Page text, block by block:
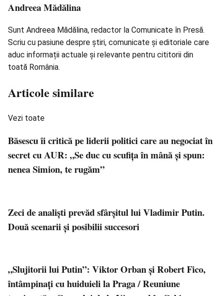
Andreea Mădălina
Sunt Andreea Mădălina, redactor la Comunicate în Presă.
Scriu cu pasiune despre știri, comunicate și editoriale care
aduc informații actuale și relevante pentru cititorii din
toată România.
Articole similare
Vezi toate
Băsescu îi critică pe liderii politici care au negociat în
secret cu AUR: „Se duc cu scufița în mână și spun:
nenea Simion, te rugăm”
Zeci de analiști prevăd sfârșitul lui Vladimir Putin.
Două scenarii și posibilii succesori
„Slujitorii lui Putin”: Viktor Orban și Robert Fico,
întâmpinați cu huiduieli la Praga / Reuniune